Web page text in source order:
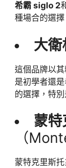
希霸 siglo 2
種場合的選擇
大衛
這個品牌以
是初學者還
的選擇，特
蒙
（
蒙特克里斯